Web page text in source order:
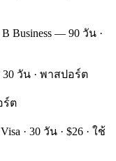
Business — 90 วัน ·
30 วัน · พาสปอร์ต
ร์ต
· 30 วัน · $26 · ใช้